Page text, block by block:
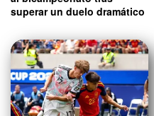
superar un duelo dramático